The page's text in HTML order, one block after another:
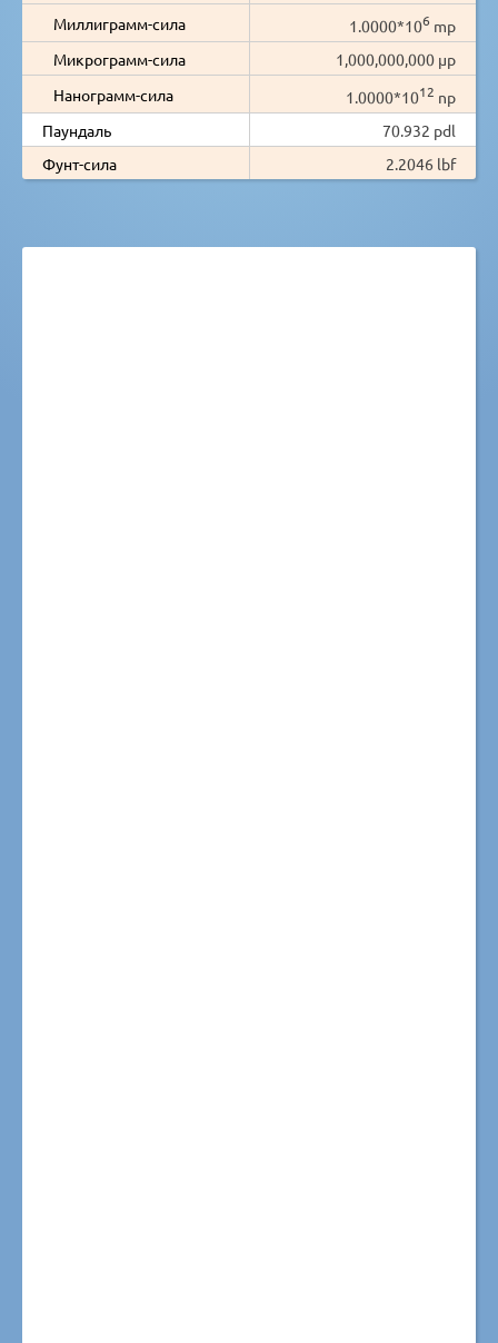
Миллиграмм-сила
1.0000*106 mp
Микрограмм-сила
1,000,000,000 µp
Нанограмм-сила
1.0000*1012 np
Паундаль
70.932 pdl
Фунт-сила
2.2046 lbf